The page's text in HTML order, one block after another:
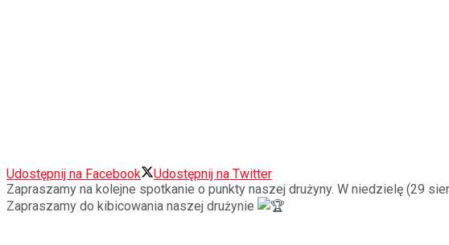
Udostępnij na Facebook
Udostępnij na Twitter
Zapraszamy na kolejne spotkanie o punkty naszej drużyny. W niedzielę (29
Zapraszamy do kibicowania naszej drużynie